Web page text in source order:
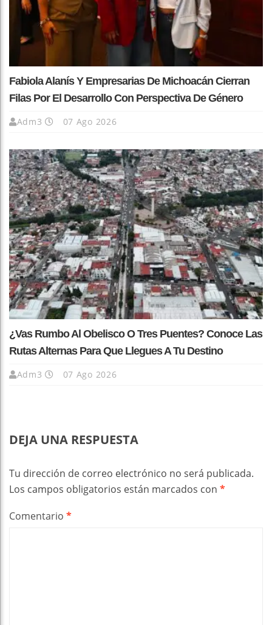
Fabiola Alanís Y Empresarias De Michoacán Cierran
Filas Por El Desarrollo Con Perspectiva De Género
Adm3 07 Ago 2026
¿Vas Rumbo Al Obelisco O Tres Puentes? Conoce Las
Rutas Alternas Para Que Llegues A Tu Destino
Adm3 07 Ago 2026
DEJA UNA RESPUESTA
Tu dirección de correo electrónico no será publicada.
Los campos obligatorios están marcados con *
Comentario *